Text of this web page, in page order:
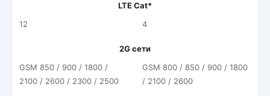
LTE Cat*
12
4
2G сети
GSM 850 / 900 / 1800 /
2100 / 2600 / 2300 / 2500
GSM 800 / 850 / 900 / 1800
/ 2100 / 2600